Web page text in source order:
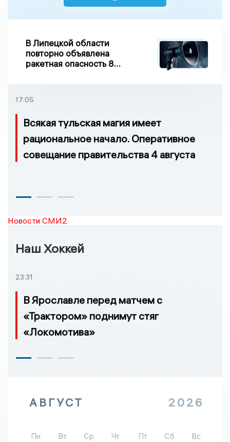
В Липецкой области
повторно объявлена
ракетная опасность 8
17:05
Всякая тульская магия имеет
рациональное начало. Оперативное
совещание правительства 4 августа
Новости СМИ2
Наш Хоккей
23:31
В Ярославле перед матчем с
«Трактором» поднимут стяг
«Локомотива»
АВГУСТ 2026
Пн Вт Ср Чт Пт Сб
Вс